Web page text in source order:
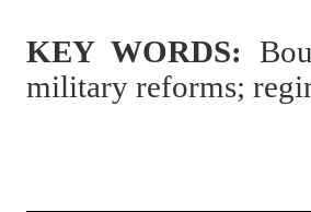
KEY WORDS:
military reforms;